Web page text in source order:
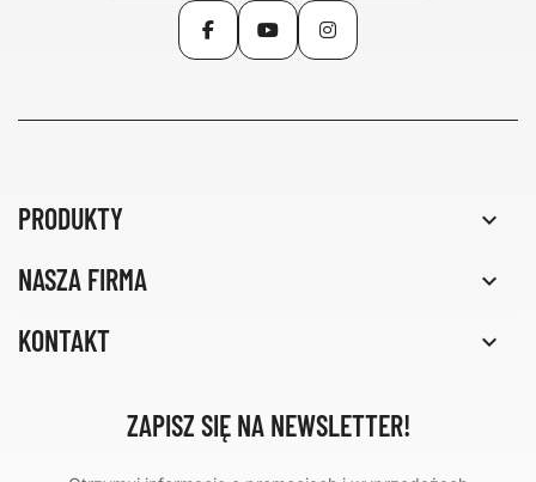
FacebookYouTubeInstagram
PRODUKTY 
NASZA FIRMA 
KONTAKT 
ZAPISZ SIĘ NA NEWSLETTER!